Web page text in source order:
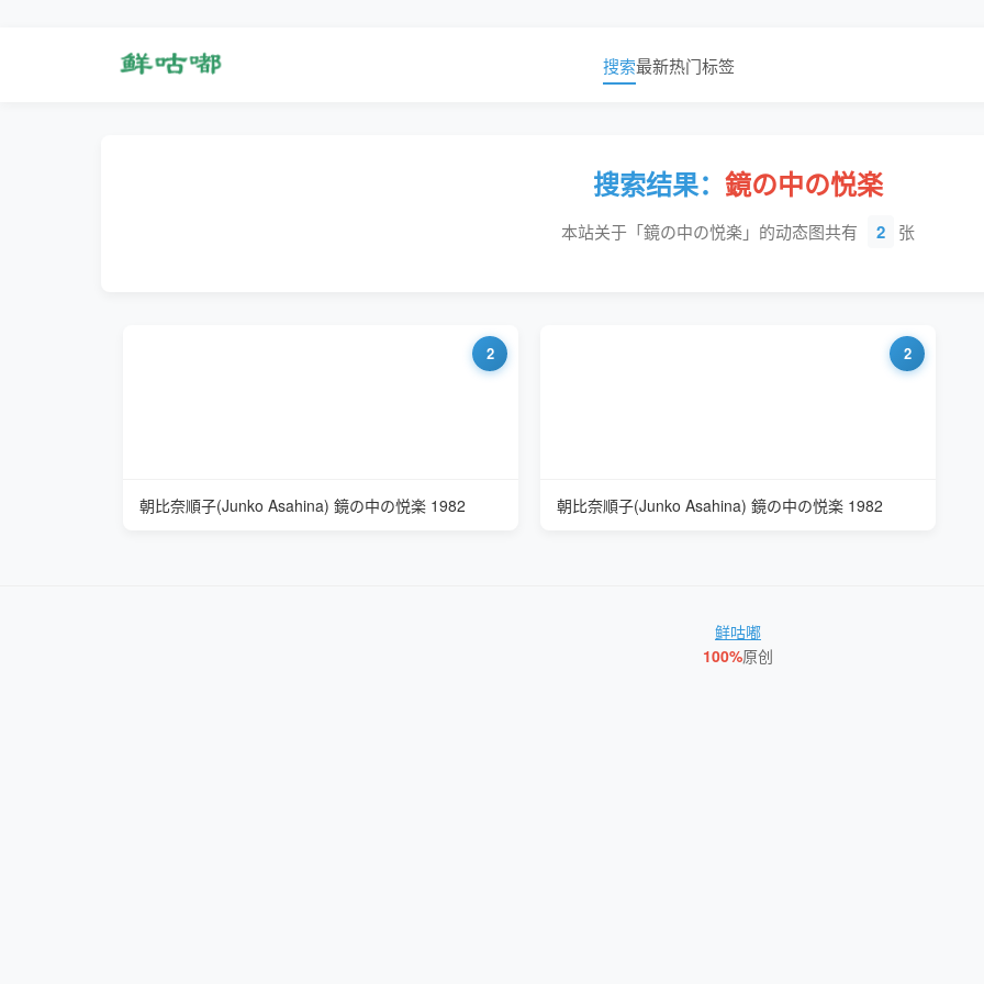
搜索最新热门标签
搜索结果： 鏡の中の悦楽
本站关于「鏡の中の悦楽」的动态图共有 2 张
2
朝比奈順子(Junko Asahina) 鏡の中の悦楽 1982
2
朝比奈順子(Junko Asahina) 鏡の中の悦楽 1982
鲜咕嘟
100%原创